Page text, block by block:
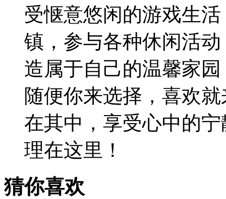
受惬意悠闲的游戏生
镇，参与各种休闲活
造属于自己的温馨家
随便你来选择，喜欢
在其中，享受心中的
理在这里！
猜你喜欢